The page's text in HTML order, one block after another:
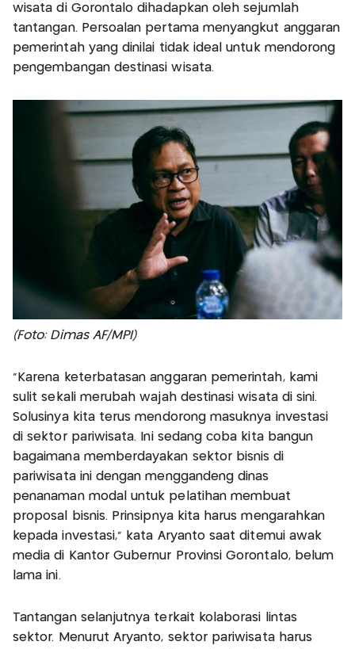
wisata di Gorontalo dihadapkan oleh sejumlah
tantangan. Persoalan pertama menyangkut anggaran
pemerintah yang dinilai tidak ideal untuk mendorong
pengembangan destinasi wisata.
(Foto: Dimas AF/MPI)
"Karena keterbatasan anggaran pemerintah, kami
sulit sekali merubah wajah destinasi wisata di sini.
Solusinya kita terus mendorong masuknya investasi
di sektor pariwisata. Ini sedang coba kita bangun
bagaimana memberdayakan sektor bisnis di
pariwisata ini dengan menggandeng dinas
penanaman modal untuk pelatihan membuat
proposal bisnis. Prinsipnya kita harus mengarahkan
kepada investasi,” kata Aryanto saat ditemui awak
media di Kantor Gubernur Provinsi Gorontalo, belum
lama ini.
Tantangan selanjutnya terkait kolaborasi lintas
sektor. Menurut Aryanto, sektor pariwisata harus